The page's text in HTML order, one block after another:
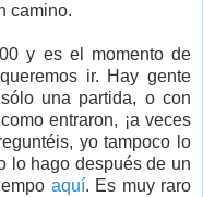
camino.
y es el momento de
ir. Hay gente
una partida, o con
entraron, ¡a veces
yo tampoco lo
lo hago después de un
aquí. Es muy raro